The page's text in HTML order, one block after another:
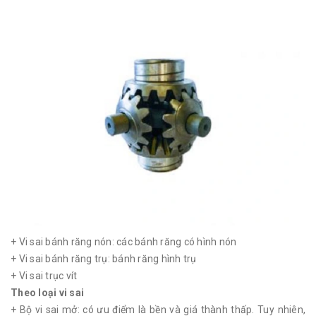
+ Vi sai bánh răng nón: các bánh răng có hình nón
+ Vi sai bánh răng trụ: bánh răng hình trụ
+ Vi sai trục vít
Theo loại vi sai
+ Bộ vi sai mở: có ưu điểm là bền và giá thành thấp. Tuy nhiên,